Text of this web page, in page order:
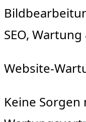
SEO,
Website-
Keine